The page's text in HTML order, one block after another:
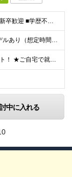
■業界・職種未経験OK！第二新卒歓迎 ■学歴不問 ■営業や販売サービス業・カスタマーサポートなど、顧客折衝経験をお持ちの方 ＜契約更新あり＞ 初回2ヵ月、2回目3ヵ月、3回目以降6ヵ月 ※目標の達
★年収423万〜623万円のモデルあり（想定時間外手当10時間分含む） ★半年に一度ドカンと支給のボーナスあり（半年に1度最大150万円） 月給25万円〜＋各種手当＋インセンティブ ＊リモートワーク
★通勤不要・完全フルリモート！ ★ご自宅で就業いただきます ……………………………………… 東京都品川区北品川5-1-18 住友不動産大崎ツインビル東館 ┗JR山手線・埼京線・湘南新宿ライン・りんかい
中に入れる